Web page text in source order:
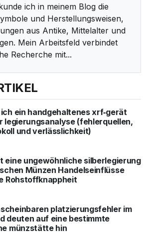
ich in meinem Blog die
und Herstellungsweisen,
aus Antike, Mittelalter und
Mein Arbeitsfeld verbindet
Recherche mit...
ein handgehaltenes xrf‑gerät
legierungsanalyse (fehlerquellen,
und verlässlichkeit)
eine ungewöhnliche silberlegierung
Münzen Handelseinflüsse
Rohstoffknappheit
platzierungsfehler im
deuten auf eine bestimmte
münzstätte hin